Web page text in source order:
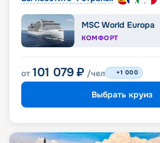
MSC World Europa
КОМФОРТ
от 101 079 ₽ /чел +1 000
Выбрать круиз